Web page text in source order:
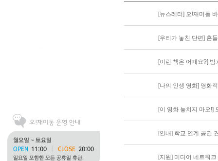
[뉴스레터] 오!재미동
[우리가 놓친 단편] 흔
[이런 책은 어때요?]
[나의 인생 영화] 영화
[이 영화 놓치지 마오!]
[안내] 학교 연계 공간
[지원] 미디어 네트워